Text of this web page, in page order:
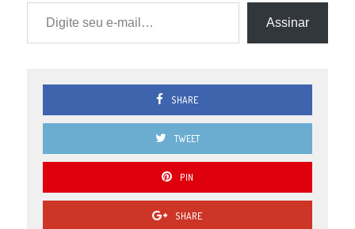
Assinar
SHARE
TWEET
PIN
SHARE